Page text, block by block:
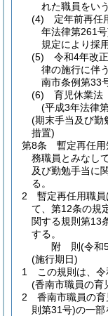
れた職員をいう
(4)
定年前再
年法律第261
規定により採
(5)
令和4年改
律の施行に伴
南市条例第33
(6)
育児休業法
(平成3年法律
(期末手当及び勤
措置)
第8条
暫定再任
務職員とみなし
及び勤勉手当に
る。
2
暫定再任用職
て、第12条の規
関する規則第13
する。
附 則(令和
(施行期日)
1
この規則は、
(香南市職員の育
2
香南市職員の育
則第31号)の一部